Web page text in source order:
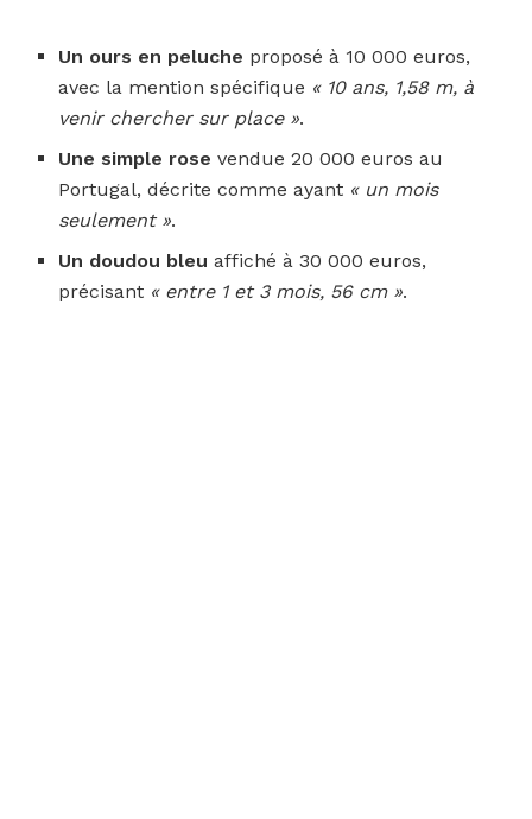
Un ours en peluche proposé à 10 000 euros,
avec la mention spécifique « 10 ans, 1,58 m, à
venir chercher sur place ».
Une simple rose vendue 20 000 euros au
Portugal, décrite comme ayant « un mois
seulement ».
Un doudou bleu affiché à 30 000 euros,
précisant « entre 1 et 3 mois, 56 cm ».